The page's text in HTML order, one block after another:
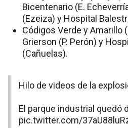
Bicentenario (E.
(Ezeiza) y Hospital
Códigos Verde y Amarillo
Grierson (P. Perón) y
(Cañuelas).
Hilo de videos de la
El parque industrial quedó
pic.twitter.com/